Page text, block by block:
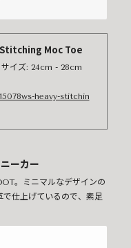
Stitching Moc Toe
イズ: 24cm - 28cm
heavy-stitchin
ーカー
。ミニマルなデザインの
仕上げているので、素足